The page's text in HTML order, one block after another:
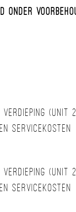
onder
(unit
servicekosten
(unit
servicekosten